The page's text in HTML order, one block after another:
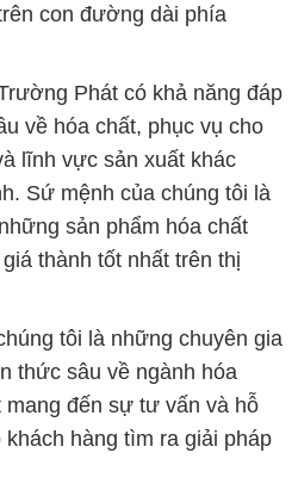
con đường dài phía
Phát có khả năng đáp
về hóa chất, phục vụ cho
lĩnh vực sản xuất khác
Sứ mệnh của chúng tôi là
sản phẩm hóa chất
thành tốt nhất trên thị
tôi là những chuyên gia
thức sâu về ngành hóa
đến sự tư vấn và hỗ
hàng tìm ra giải pháp